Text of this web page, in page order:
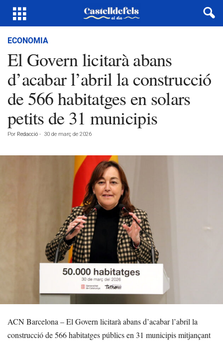
ECONOMIA
El Govern licitarà abans
d’acabar l’abril la construcció
de 566 habitatges en solars
petits de 31 municipis
Por Redacció - 30 de març de 2026
ACN Barcelona – El Govern licitarà abans d’acabar l’abril la
construcció de 566 habitatges públics en 31 municipis mitjançant